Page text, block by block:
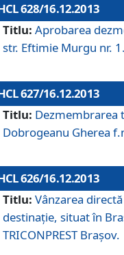
628/16.12.2013
Titlu: Aprobarea
str. Eftimie Murgu nr. 1.
627/16.12.2013
Titlu: Dezmembrarea
Dobrogeanu Gherea
626/16.12.2013
Titlu: Vânzarea
destinaţie, situat în
TRICONPREST Braşov.